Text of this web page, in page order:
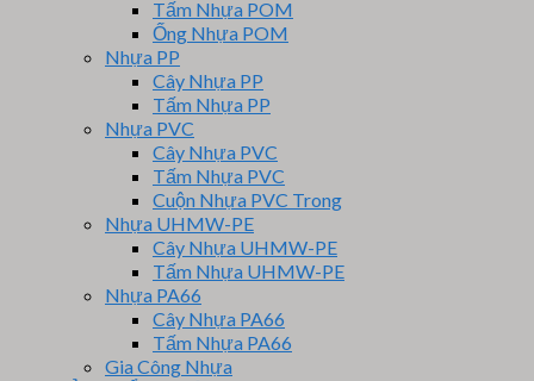
Tấm Nhựa POM
Ống Nhựa POM
Nhựa PP
Cây Nhựa PP
Tấm Nhựa PP
Nhựa PVC
Cây Nhựa PVC
Tấm Nhựa PVC
Cuộn Nhựa PVC Trong
Nhựa UHMW-PE
Cây Nhựa UHMW-PE
Tấm Nhựa UHMW-PE
Nhựa PA66
Cây Nhựa PA66
Tấm Nhựa PA66
Gia Công Nhựa